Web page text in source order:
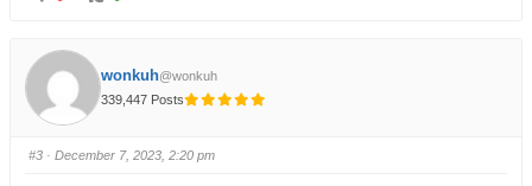
wonkuh@wonkuh
339,447 Posts
#3 · December 7, 2023, 2:20 pm